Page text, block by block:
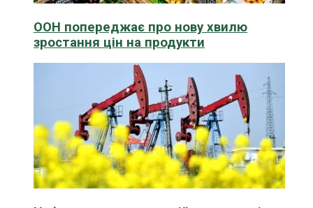
ООН попереджає про нову хвилю
зростання цін на продукти